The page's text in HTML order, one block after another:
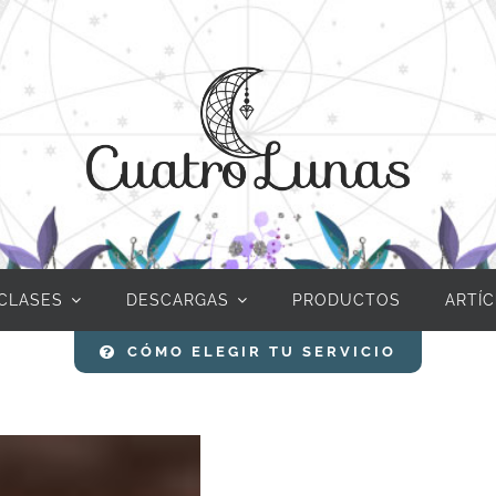
DESCARGAS PRODUCTOS
CÓMO ELEGIR TU SERVICIO